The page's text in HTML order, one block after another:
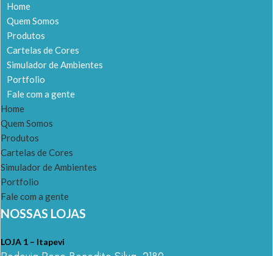
Home
Quem Somos
Produtos
Cartelas de Cores
Simulador de Ambientes
Portfolio
Fale com a gente
Home
Quem Somos
Produtos
Cartelas de Cores
Simulador de Ambientes
Portfolio
Fale com a gente
NOSSAS LOJAS
LOJA 1 – Itapevi